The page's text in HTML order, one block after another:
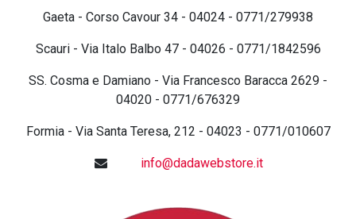
Gaeta - Corso Cavour 34 - 04024 - 0771/279938
Scauri - Via Italo Balbo 47 - 04026 - 0771/1842596
SS. Cosma e Damiano - Via Francesco Baracca 2629 -
04020 - 0771/676329
Formia - Via Santa Teresa, 212 - 04023 - 0771/010607
info@dadawebstore.it